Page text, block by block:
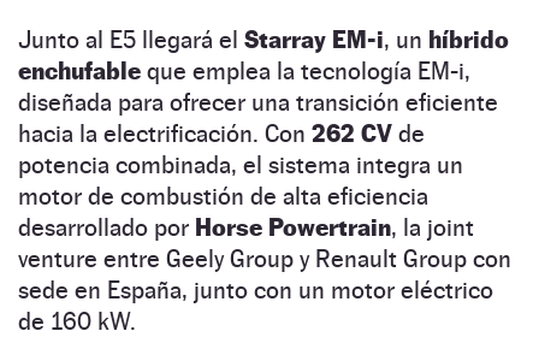
Junto al E5 llegará el Starray EM-i, un híbrido
enchufable que emplea la tecnología EM-i,
diseñada para ofrecer una transición eficiente
hacia la electrificación. Con 262 CV de
potencia combinada, el sistema integra un
motor de combustión de alta eficiencia
desarrollado por Horse Powertrain, la joint
venture entre Geely Group y Renault Group con
sede en España, junto con un motor eléctrico
de 160 kW.